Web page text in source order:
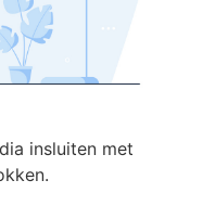
insluiten met